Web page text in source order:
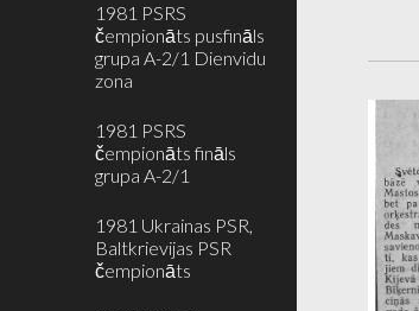
1981 PSRS
čempionāts pusfināls
grupa A-2/1 Dienvidu
zona
1981 PSRS
čempionāts fināls
grupa A-2/1
1981 Ukrainas PSR,
Baltkrievijas PSR
čempionāts